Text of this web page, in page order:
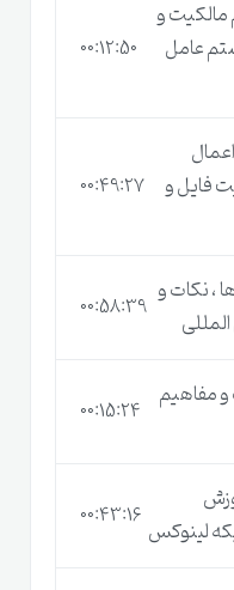
منبع بیشتری برای
خود دارید و سوالات
و سریع جواب
مقاله مکمل
توسینسو ارائه خواهد
و
عامل
00:12:50
فایل و
00:49:27
، نکات و
00:58:39
مفاهیم
00:15:24
لینوکس
00:43:16